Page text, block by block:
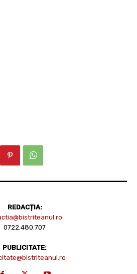
REDACȚIA:
0722.480.707
PUBLICITATE: